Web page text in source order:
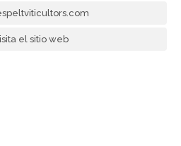
el sitio web